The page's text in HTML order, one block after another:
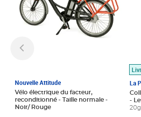
Nouvelle Attitude
Vélo électrique du facteur,
reconditionné - Taille normale -
Noir/ Rouge
La
-